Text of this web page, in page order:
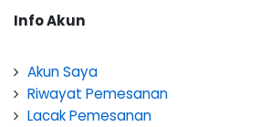
Info Akun
Akun Saya
Riwayat Pemesanan
Lacak Pemesanan